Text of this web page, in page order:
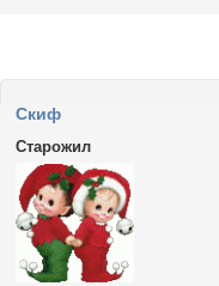
Cкиф
Старожил